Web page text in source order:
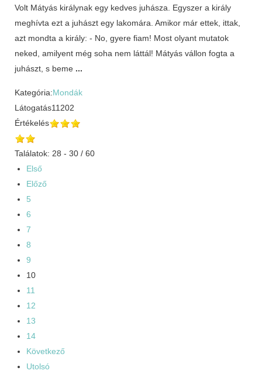
Volt Mátyás királynak egy kedves juhásza. Egyszer a király
meghívta ezt a juhászt egy lakomára. Amikor már ettek, ittak,
azt mondta a király: - No, gyere fiam! Most olyant mutatok
neked, amilyent még soha nem láttál! Mátyás vállon fogta a
juhászt, s beme ...
Kategória:Mondák
Látogatás11202
Értékelés
Találatok: 28 - 30 / 60
Első
Előző
5
6
7
8
9
10
11
12
13
14
Következő
Utolsó